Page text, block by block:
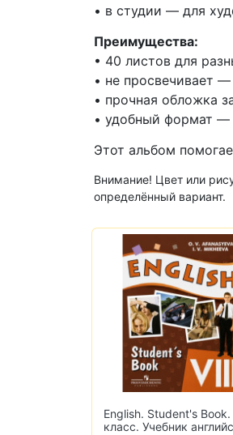
• в студии — для
Преимущества:
• 40 листов для
• не просвечивает
• прочная обложка
• удобный формат —
Этот альбом
Внимание! Цвет или
определённый вариант.
English. Student's Book.
класс. Учебник